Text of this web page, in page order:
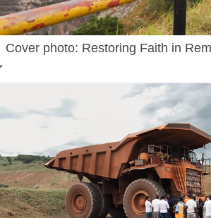
Cover photo: Restoring Faith in